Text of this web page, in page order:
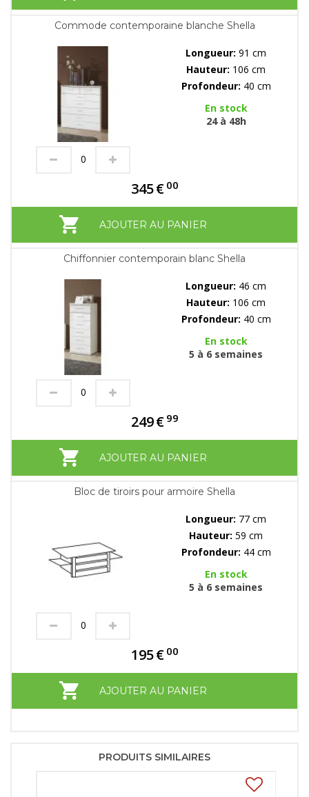
Commode contemporaine blanche Shella
Longueur: 91 cm
Hauteur: 106 cm
Profondeur: 40 cm
En stock
24 à 48h
345€ 00
AJOUTER AU PANIER
Chiffonnier contemporain blanc Shella
Longueur: 46 cm
Hauteur: 106 cm
Profondeur: 40 cm
En stock
5 à 6 semaines
249€ 99
AJOUTER AU PANIER
Bloc de tiroirs pour armoire Shella
Longueur: 77 cm
Hauteur: 59 cm
Profondeur: 44 cm
En stock
5 à 6 semaines
195€ 00
AJOUTER AU PANIER
PRODUITS SIMILAIRES